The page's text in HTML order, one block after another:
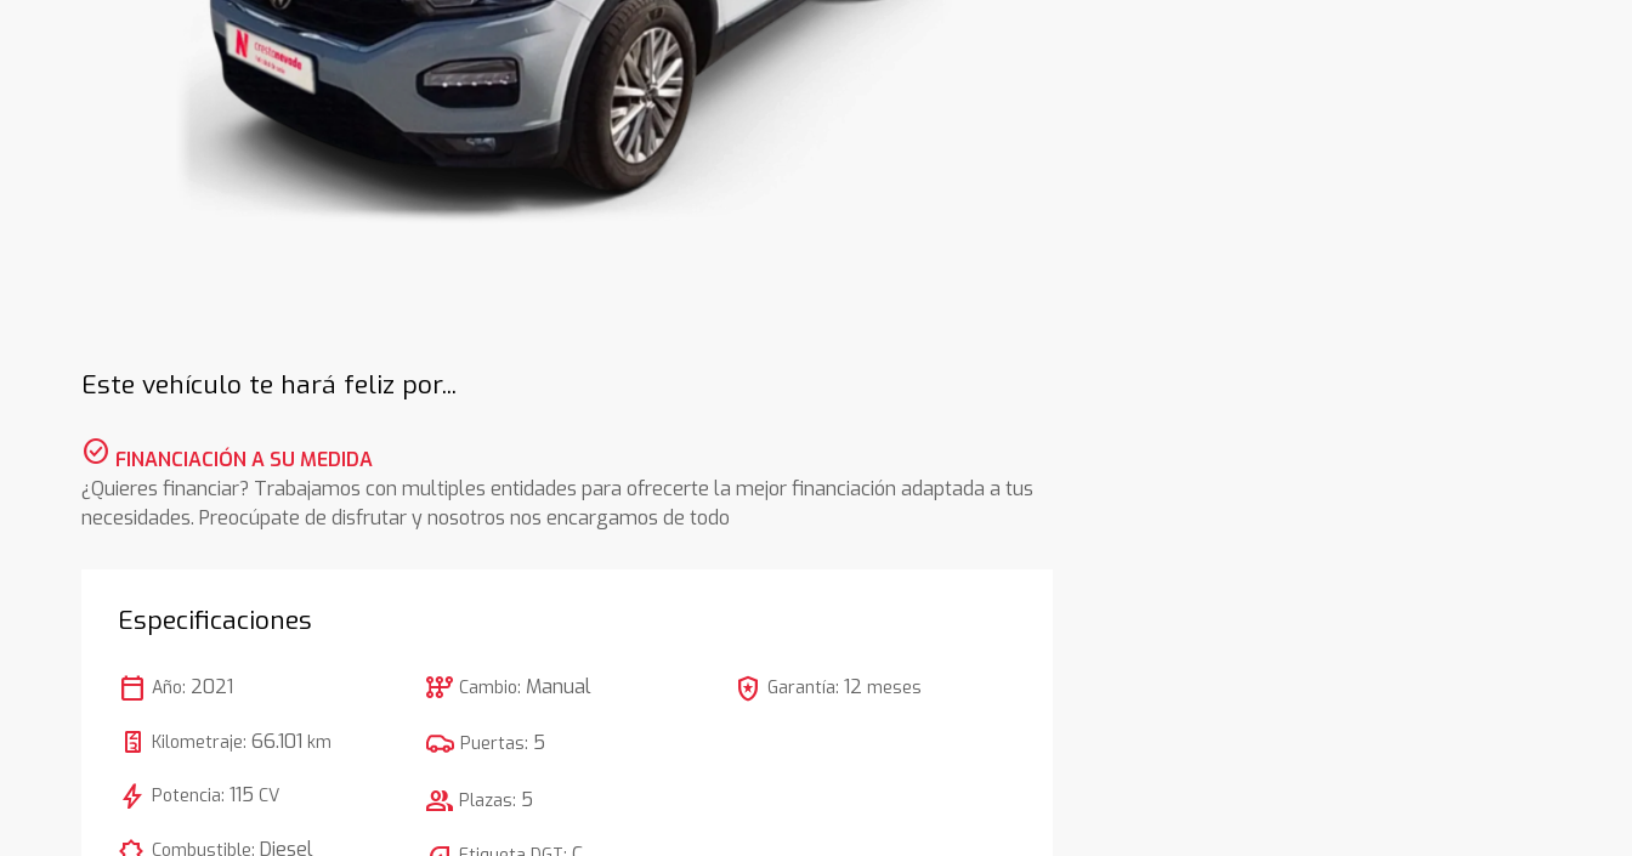
Este vehículo te hará feliz por...
check_circle FINANCIACIÓN A SU MEDIDA
¿Quieres financiar? Trabajamos con multiples entidades para ofrecerte la mejor financiación adaptada a tus
necesidades. Preocúpate de disfrutar y nosotros nos encargamos de todo
Especificaciones
calendar_today Año: 2021
Kilometraje:66.101 km
bolt Potencia:115 CV
Combustible:Diesel
auto_transmission Cambio: Manual
Puertas: 5
group Plazas: 5
local_police Garantía: 12 meses